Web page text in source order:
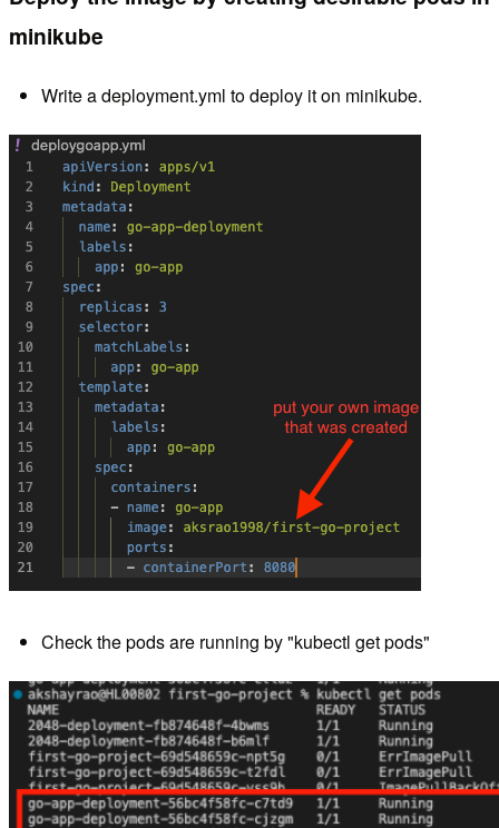
minikube
Write a deployment.yml to deploy it on minikube.
Check the pods are running by "kubectl get pods"